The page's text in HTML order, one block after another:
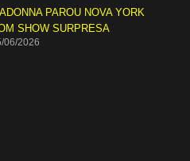
PAROU NOVA YORK
SHOW SURPRESA
06/2026